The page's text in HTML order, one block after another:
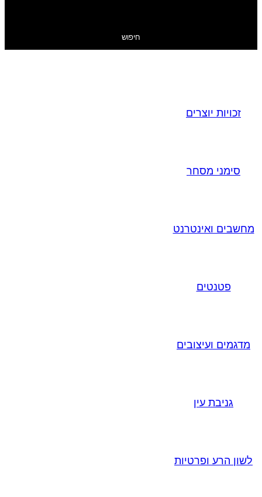
חיפוש
זכויות יוצרים
סימני מסחר
מחשבים ואינטרנט
פטנטים
מדגמים ועיצובים
גניבת עין
לשון הרע ופרטיות